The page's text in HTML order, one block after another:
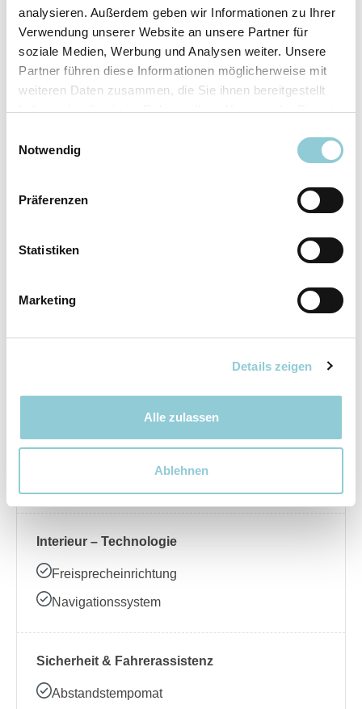
analysieren. Außerdem geben wir Informationen zu Ihrer
Verwendung unserer Website an unsere Partner für
soziale Medien, Werbung und Analysen weiter. Unsere
Partner führen diese Informationen möglicherweise mit
weiteren Daten zusammen, die Sie ihnen bereitgestellt
haben oder die sie im Rahmen Ihrer Nutzung der Dienste
Notwendig
Präferenzen
Statistiken
Marketing
Details zeigen
Alle zulassen
Ablehnen
Ausstattungslinie
N Line
Verfügbar ab
sofort
Fahrzeugkategorie
SUV/​Geländewagen/​
Pickup
110 kW (150 PS)
Ausstattung
Exterieur
Dachreling
Interieur – Komfort
Beheizbares Lenkrad
Interieur – Technologie
Freisprecheinrichtung
Navigationssystem
Sicherheit & Fahrerassistenz
Abstandstempomat